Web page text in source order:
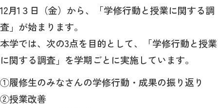
12月1３日（金）から、「学修行動と授業に関する調
査」が始まります。
本学では、次の3点を目的として、「学修行動と授業
に関する調査」を学期ごとに実施しています。
①履修生のみなさんの学修行動・成果の振り返り
②授業改善